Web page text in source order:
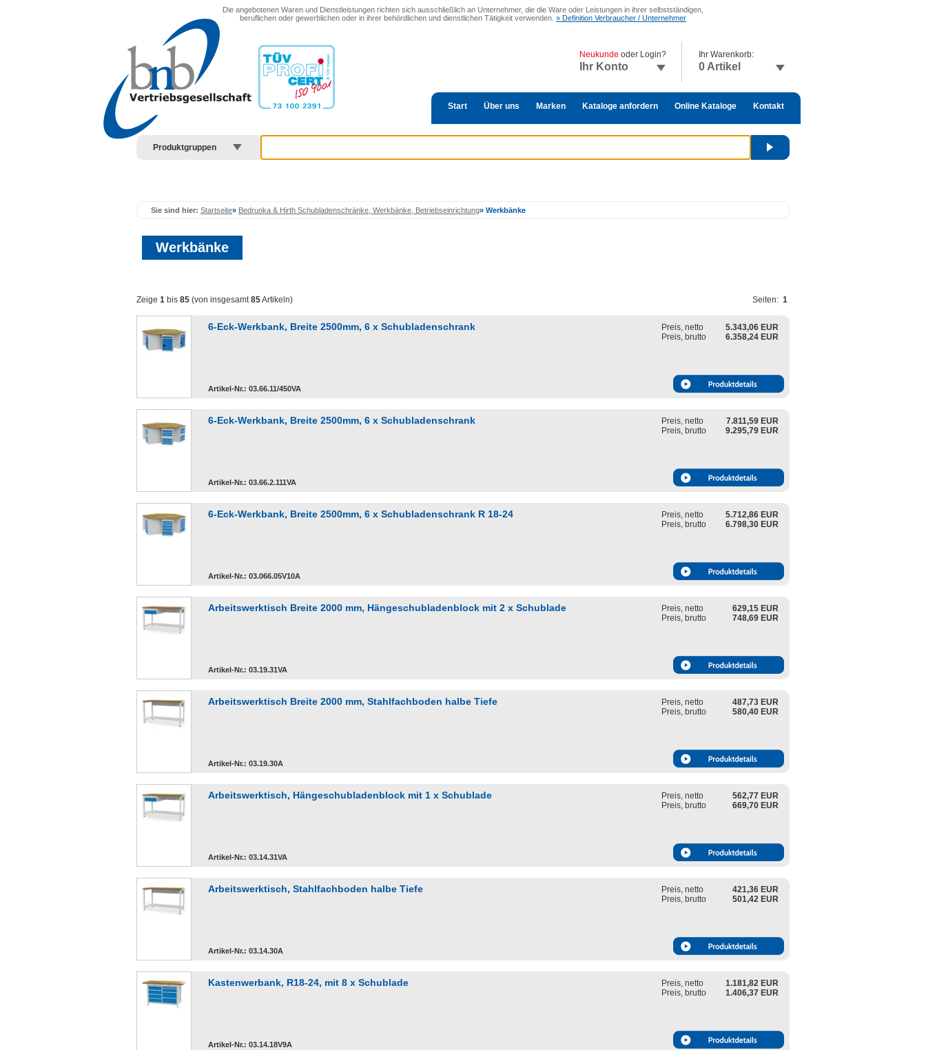
Die angebotenen Waren und Dienstleistungen richten sich ausschließlich an Unternehmer, die die Ware oder Leistungen in ihrer selbstständigen,
beruflichen oder gewerblichen oder in ihrer behördlichen und dienstlichen Tätigkeit verwenden. » Definition Verbraucher / Unternehmer
Start Über uns Marken Kataloge anfordern Online Kataloge Kontakt
Neukunde oder Login?
Ihr Konto
Ihr Warenkorb:
0 Artikel
Produktgruppen
Sie sind hier: Startseite» Bedrunka & Hirth Schubladenschränke, Werkbänke, Betriebseinrichtung» Werkbänke
Werkbänke
Zeige 1 bis 85 (von insgesamt85Artikeln) Seiten: 1
6-Eck-Werkbank, Breite 2500mm, 6 x Schubladenschrank
Artikel-Nr.: 03.66.11/450VA
Preis, netto
5.343,06 EUR
Preis, brutto
6.358,24 EUR
6-Eck-Werkbank, Breite 2500mm, 6 x Schubladenschrank
Artikel-Nr.: 03.66.2.111VA
Preis, netto
7.811,59 EUR
Preis, brutto
9.295,79 EUR
6-Eck-Werkbank, Breite 2500mm, 6 x Schubladenschrank R 18-24
Artikel-Nr.: 03.066.05V10A
Preis, netto
5.712,86 EUR
Preis, brutto
6.798,30 EUR
Arbeitswerktisch Breite 2000 mm, Hängeschubladenblock mit 2 x Schublade
Artikel-Nr.: 03.19.31VA
Preis, netto
629,15 EUR
Preis, brutto
748,69 EUR
Arbeitswerktisch Breite 2000 mm, Stahlfachboden halbe Tiefe
Artikel-Nr.: 03.19.30A
Preis, netto
487,73 EUR
Preis, brutto
580,40 EUR
Arbeitswerktisch, Hängeschubladenblock mit 1 x Schublade
Artikel-Nr.: 03.14.31VA
Preis, netto
562,77 EUR
Preis, brutto
669,70 EUR
Arbeitswerktisch, Stahlfachboden halbe Tiefe
Artikel-Nr.: 03.14.30A
Preis, netto
421,36 EUR
Preis, brutto
501,42 EUR
Kastenwerbank, R18-24, mit 8 x Schublade
Artikel-Nr.: 03.14.18V9A
Preis, netto
1.181,82 EUR
Preis, brutto
1.406,37 EUR